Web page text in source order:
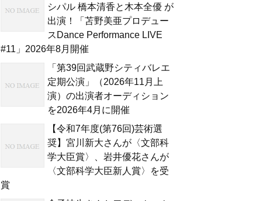
シパル 橋本清香と木本全優 が
出演！「苫野美亜プロデュー
スDance Performance LIVE
#11」2026年8月開催
「第39回武蔵野シティバレエ
定期公演」（2026年11月上
演）の出演者オーディション
を2026年4月に開催
【令和7年度(第76回)芸術選
奨】宮川新大さんが〈文部科
学大臣賞〉、岩井優花さんが
〈文部科学大臣新人賞〉を受
賞